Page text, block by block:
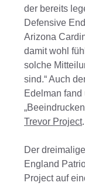
der bereits
Defensive
Arizona
damit wohl
solche
sind.“ Auch
Edelman fand
Trevor Project
Der
England
Project auf